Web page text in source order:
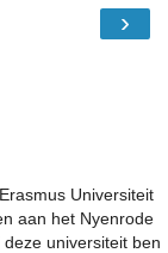
›
Universiteit
aan het Nyenrode
universiteit ben